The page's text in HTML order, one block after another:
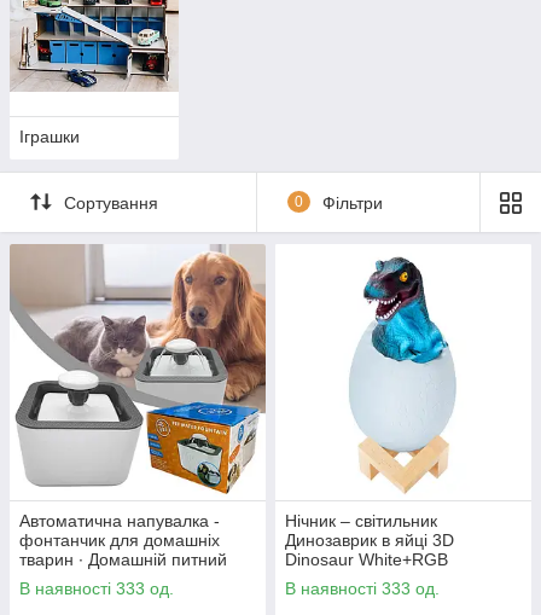
Іграшки
Сортування 0 Фільтри
Автоматична напувалка -
фонтанчик для домашніх
тварин ∙ Домашній питний
фонтан із чашею для котів та
собак Pet Water FOUNTAIN
В наявності 333 од.
Нічник – світильник
Динозаврик в яйці 3D
Dinosaur White+RGB
Настільна акумуляторна LED
лампа з пультом ДУ
В наявності 333 од.